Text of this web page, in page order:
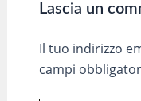
Lascia un
Il tuo indirizzo
campi